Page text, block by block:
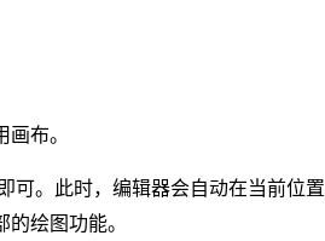
布。
即可。此时，编辑器会自动在当前位置
绘图功能。